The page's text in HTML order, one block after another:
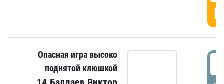
Опасная игра высоко
поднятой клюшкой